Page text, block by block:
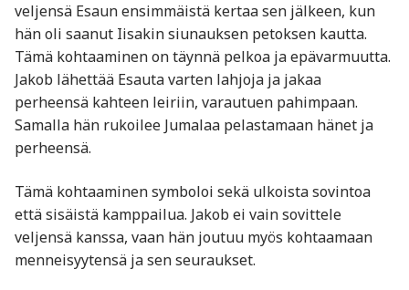
veljensä Esaun ensimmäistä kertaa sen jälkeen, kun
hän oli saanut Iisakin siunauksen petoksen kautta.
Tämä kohtaaminen on täynnä pelkoa ja epävarmuutta.
Jakob lähettää Esauta varten lahjoja ja jakaa
perheensä kahteen leiriin, varautuen pahimpaan.
Samalla hän rukoilee Jumalaa pelastamaan hänet ja
perheensä.
Tämä kohtaaminen symboloi sekä ulkoista sovintoa
että sisäistä kamppailua. Jakob ei vain sovittele
veljensä kanssa, vaan hän joutuu myös kohtaamaan
menneisyytensä ja sen seuraukset.